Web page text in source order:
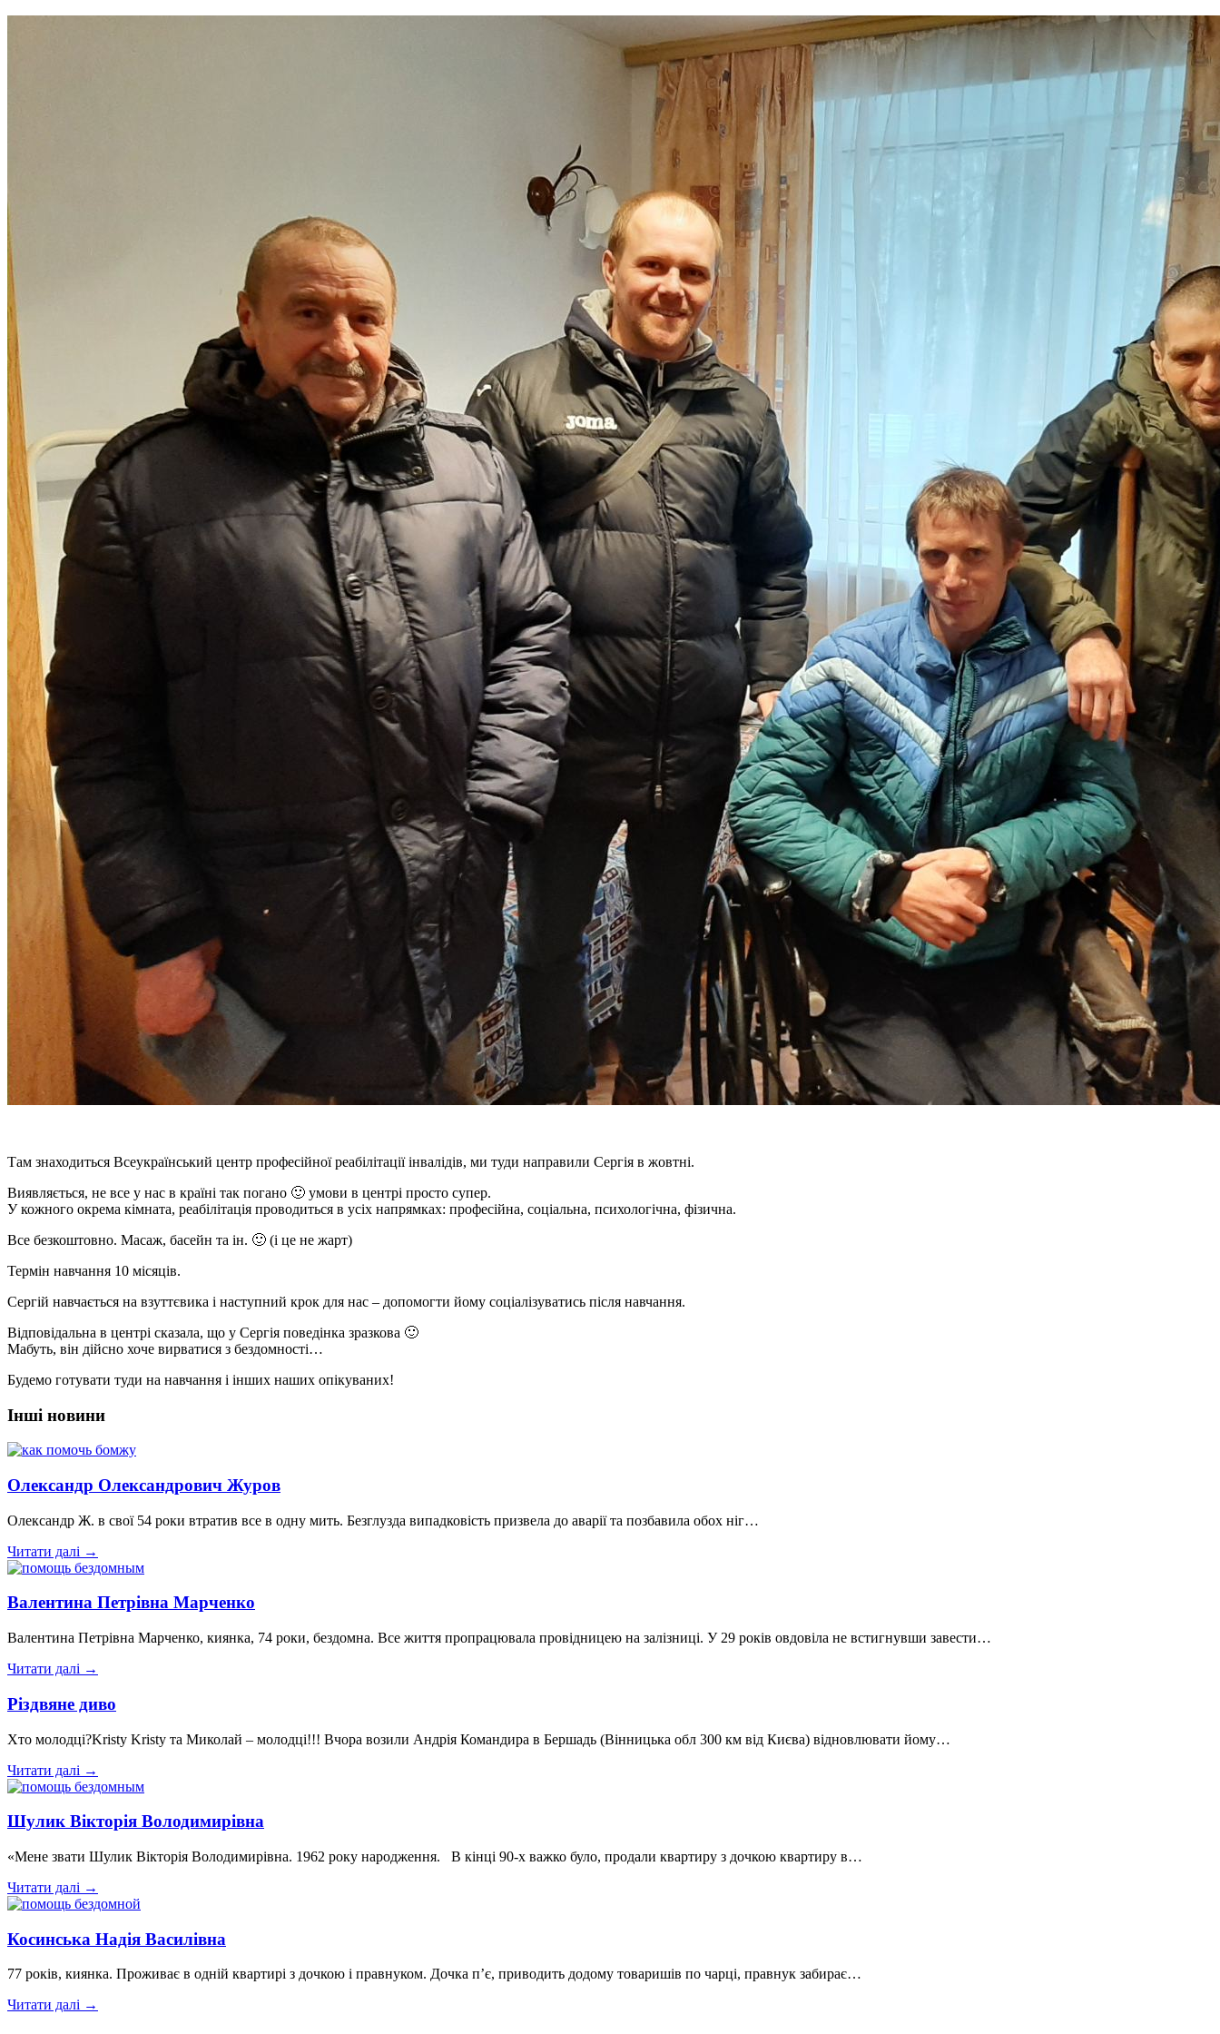
Там знаходиться Всеукраїнський центр професійної реабілітації інвалідів, ми туди направили Сергія в жовтні.
Виявляється, не все у нас в країні так погано 🙂 умови в центрі просто супер.
У кожного окрема кімната, реабілітація проводиться в усіх напрямках: професійна, соціальна, психологічна, фізична.
Все безкоштовно. Масаж, басейн та ін. 🙂 (і це не жарт)
Термін навчання 10 місяців.
Сергій навчається на взуттєвика і наступний крок для нас – допомогти йому соціалізуватись після навчання.
Відповідальна в центрі сказала, що у Сергія поведінка зразкова 🙂
Мабуть, він дійсно хоче вирватися з бездомності…
Будемо готувати туди на навчання і інших наших опікуваних!
Інші новини
Олександр Олександрович Журов
Олександр Ж. в свої 54 роки втратив все в одну мить. Безглузда випадковість призвела до аварії та позбавила обох ніг…
Читати далі →
Валентина Петрівна Марченко
Валентина Петрівна Марченко, киянка, 74 роки, бездомна. Все життя пропрацювала провідницею на залізниці. У 29 років овдовіла не встигнувши завести…
Читати далі →
Різдвяне диво
Хто молодці?Kristy Kristy та Миколай – молодці!!! Вчора возили Андрія Командира в Бершадь (Вінницька обл 300 км від Києва) відновлювати йому…
Читати далі →
Шулик Вікторія Володимирівна
«Мене звати Шулик Вікторія Володимирівна. 1962 року народження. В кінці 90-х важко було, продали квартиру з дочкою квартиру в…
Читати далі →
Косинська Надія Василівна
77 років, киянка. Проживає в одній квартирі з дочкою і правнуком. Дочка п’є, приводить додому товаришів по чарці, правнук забирає…
Читати далі →